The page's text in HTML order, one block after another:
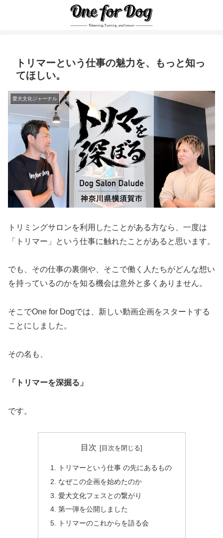
トリマーという仕事の魅力を、もっと知っ
てほしい。
愛犬文化ジャーナル
トリミングサロンを利用したことがある方なら、一度は
「トリマー」という仕事に触れたことがあると思います。
でも、その仕事の裏側や、そこで働く人たちがどんな想い
を持っているのかを知る機会は意外と多くありません。
そこでOne for Dogでは、新しい動画企画をスタートする
ことにしました。
その名も、
「トリマーを深掘る」
です。
目次
トリマーという仕事 の先にあるもの
なぜこの企画を始めたのか
愛犬文化フェスとの繋がり
第一弾を公開しました
トリマーのこれからを語る会